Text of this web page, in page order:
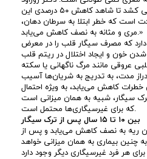
می‌گوید: «در واقع ۵ سال طول می کشد تا شاهد کاهش ۵۰ درصدی این
است که خطر ابتلا به سرطان دهان،
مری و مثانه به نصف کاهش می‌یابد.»
دارد که مصرف سیگار قلب را در معرض
خون و ایجاد اختلال در ریتم قلب
عروقی مانند مرگ ناگهانی یا سکته
مدت، به تدریج به شریان‌ها آسیب
خطرات کاهش می‌یابد، به ویژه احتمال
سیگار، شبیه به همان میزانی است
که برای غیرسیگاری‌ها محتمل است.
بین ۱۰ تا ۱۵ سال پس از ترک سیگار
سرطان ریه به نصف کاهش می‌یابد و پس از
به چنین بیماری به همان میزانی خواهد